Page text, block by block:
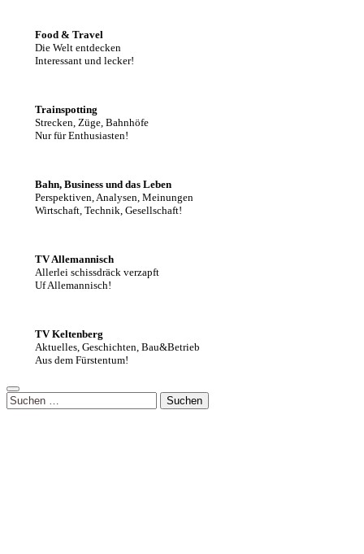
Food & Travel
Die Welt entdecken
Interessant und lecker!
Trainspotting
Strecken, Züge, Bahnhöfe
Nur für Enthusiasten!
Bahn, Business und das Leben
Perspektiven, Analysen, Meinungen
Wirtschaft, Technik, Gesellschaft!
TV Allemannisch
Allerlei schissdräck verzapft
Uf Allemannisch!
TV Keltenberg
Aktuelles, Geschichten, Bau&Betrieb
Aus dem Fürstentum!
Suchen
nach: